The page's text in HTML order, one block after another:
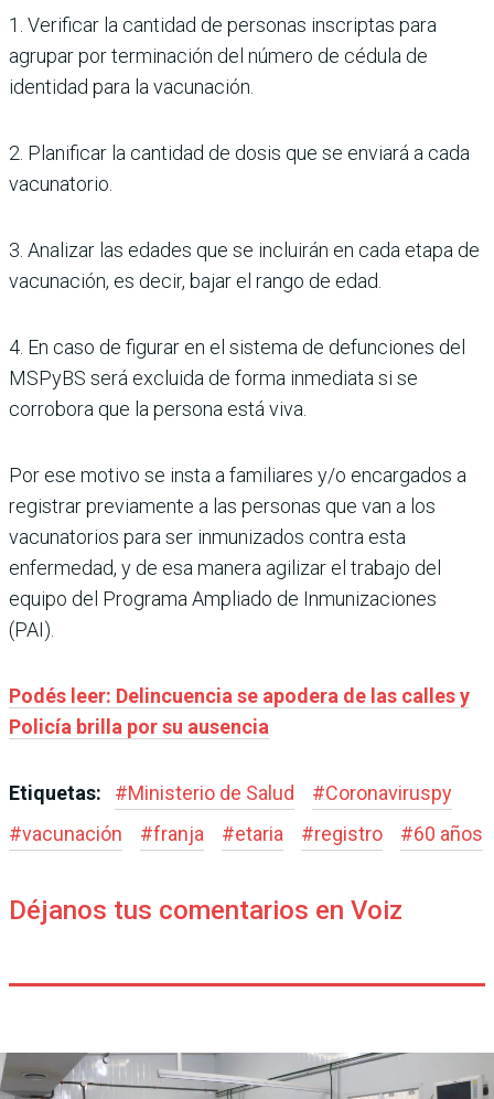
1. Verificar la cantidad de personas inscriptas para
agrupar por terminación del número de cédula de
identidad para la vacunación.
2. Planificar la cantidad de dosis que se enviará a cada
vacunatorio.
3. Analizar las edades que se incluirán en cada etapa de
vacunación, es decir, bajar el rango de edad.
4. En caso de figurar en el sistema de defunciones del
MSPyBS será excluida de forma inmediata si se
corrobora que la persona está viva.
Por ese motivo se insta a familiares y/o encargados a
registrar previamente a las personas que van a los
vacunatorios para ser inmunizados contra esta
enfermedad, y de esa manera agilizar el trabajo del
equipo del Programa Ampliado de Inmunizaciones
(PAI).
Podés leer: Delincuencia se apodera de las calles y
Policía brilla por su ausencia
Etiquetas: #Ministerio de Salud #Coronaviruspy
#vacunación #franja #etaria #registro #60 años
Déjanos tus comentarios en Voiz